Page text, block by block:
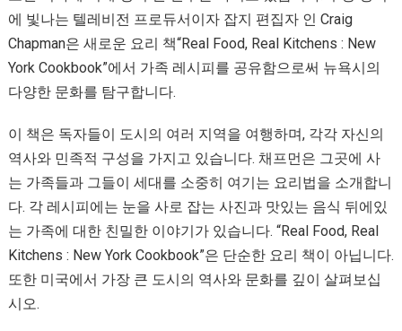
에 빛나는 텔레비전 프로듀서이자 잡지 편집자 인 Craig
Chapman은 새로운 요리 책“Real Food, Real Kitchens : New
York Cookbook”에서 가족 레시피를 공유함으로써 뉴욕시의
다양한 문화를 탐구합니다.
이 책은 독자들이 도시의 여러 지역을 여행하며, 각각 자신의
역사와 민족적 구성을 가지고 있습니다. 채프먼은 그곳에 사
는 가족들과 그들이 세대를 소중히 여기는 요리법을 소개합니
다. 각 레시피에는 눈을 사로 잡는 사진과 맛있는 음식 뒤에있
는 가족에 대한 친밀한 이야기가 있습니다. “Real Food, Real
Kitchens : New York Cookbook”은 단순한 요리 책이 아닙니다.
또한 미국에서 가장 큰 도시의 역사와 문화를 깊이 살펴보십
시오.